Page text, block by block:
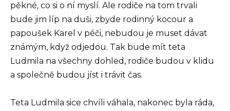
pěkné, co si o ní myslí. Ale rodiče na tom trvali
bude jim líp na duši, zbyde rodinný kocour a
papoušek Karel v péči, nebudou je muset dávat
známým, když odjedou. Tak bude mít teta
Ludmila na všechny dohled, rodiče budou v klidu
a společně budou jíst i trávit čas.
Teta Ludmila sice chvíli váhala, nakonec byla ráda,